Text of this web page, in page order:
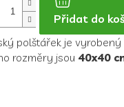
Přidat do
polštářek je vyrobený
rozměry jsou 40x40